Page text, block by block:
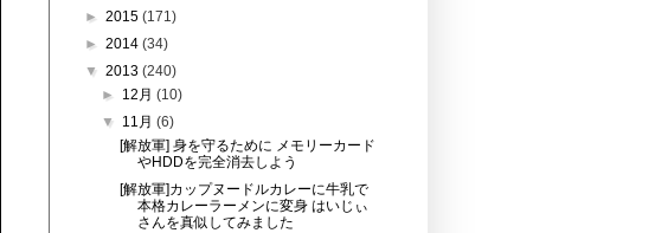
► 2015 (171)
► 2014 (34)
▼ 2013 (240)
► 12月(10)
▼ 11月(6)
[解放軍] 身を守るために メモリーカード
やHDDを完全消去しよう
[解放軍]カップヌードルカレーに牛乳で
本格カレーラーメンに変身 はいじぃ
さんを真似してみました